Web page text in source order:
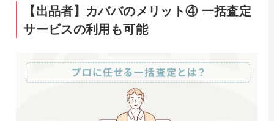
【出品者】カババのメリット④ 一括査定
サービスの利用も可能